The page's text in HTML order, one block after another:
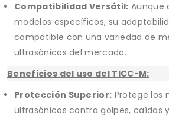
Compatibilidad Versátil: Aunque
modelos específicos, su
compatible con una variedad de
ultrasónicos del mercado.
Beneficios del uso del TICC-M:
Protección Superior: Protege los
ultrasónicos contra golpes, caídas